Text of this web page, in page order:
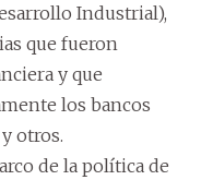
Industrial),
que fueron
y que
los bancos
otros.
de la política de